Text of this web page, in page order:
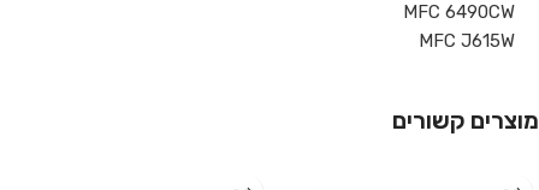
MFC 6490CW
MFC J615W
מוצרים קשורים